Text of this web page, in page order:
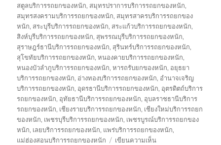
สตูลบริการรถยกของหนัก, สมุทรปราการบริการรถยกของหนัก,
สมุทรสงครามบริการรถยกของหนัก, สมุทรสาครบริการรถยกของ
หนัก, สระบุรีบริการรถยกของหนัก, สระแก้วบริการรถยกของหนัก,
สิงห์บุรีบริการรถยกของหนัก, สุพรรณบุรีบริการรถยกของหนัก,
สุราษฎร์ธานีบริการรถยกของหนัก, สุรินทร์บริการรถยกของหนัก,
สุโขทัยบริการรถยกของหนัก,หนองคายบริการรถยกของหนัก,
หนองบัวลำภูบริการรถยกของหนัก,หารถรับยกของหนัก, อยุธยา
บริการรถยกของหนัก, อ่างทองบริการรถยกของหนัก, อำนาจเจริญ
บริการรถยกของหนัก, อุดรธานีบริการรถยกของหนัก, อุตรดิตถ์บริการ
รถยกของหนัก, อุทัยธานีบริการรถยกของหนัก, อุบลราชธานีบริการ
รถยกของหนัก, เชียงรายบริการรถยกของหนัก, เชียงใหม่บริการรถยก
ของหนัก, เพชรบุรีบริการรถยกของหนัก, เพชรบูรณ์บริการรถยกของ
หนัก, เลยบริการรถยกของหนัก, แพร่บริการรถยกของหนัก,
แม่ฮ่องสอนบริการรถยกของหนัก
เขียนความเห็นบน